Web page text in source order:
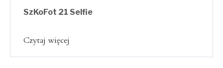
SzKoFot 21 Selfie
Czytaj więcej